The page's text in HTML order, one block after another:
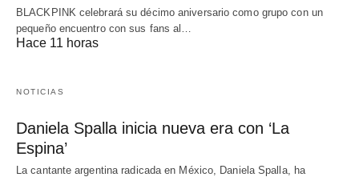
BLACKPINK celebrará su décimo aniversario como grupo con un
pequeño encuentro con sus fans al…
Hace 11 horas
NOTICIAS
Daniela Spalla inicia nueva era con ‘La
Espina’
La cantante argentina radicada en México, Daniela Spalla, ha